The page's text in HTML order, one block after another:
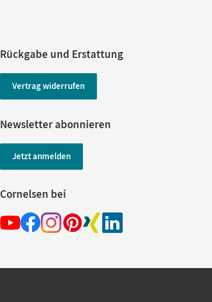
Rückgabe und Erstattung
Vertrag widerrufen
Newsletter abonnieren
Jetzt anmelden
Cornelsen bei